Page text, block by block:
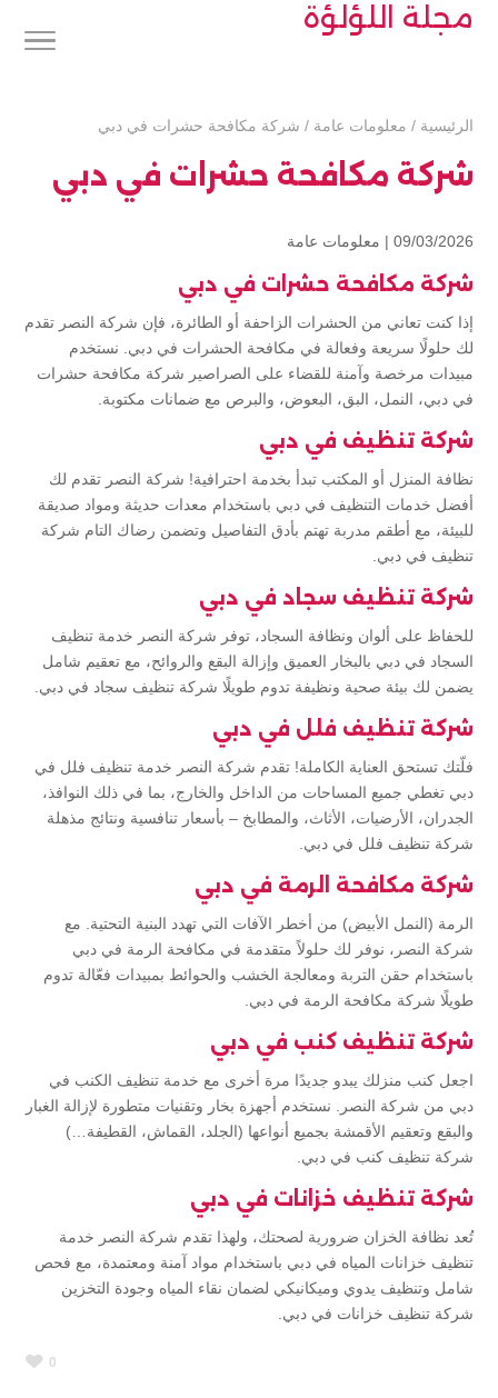
مجلة اللؤلؤة
الرئيسية / معلومات عامة / شركة مكافحة حشرات في دبي
شركة مكافحة حشرات في دبي
09/03/2026 | معلومات عامة
شركة مكافحة حشرات في دبي
إذا كنت تعاني من الحشرات الزاحفة أو الطائرة، فإن شركة النصر تقدم
لك حلولًا سريعة وفعالة في مكافحة الحشرات في دبي. نستخدم
مبيدات مرخصة وآمنة للقضاء على الصراصير شركة مكافحة حشرات
في دبي، النمل، البق، البعوض، والبرص مع ضمانات مكتوبة.
شركة تنظيف في دبي
نظافة المنزل أو المكتب تبدأ بخدمة احترافية! شركة النصر تقدم لك
أفضل خدمات التنظيف في دبي باستخدام معدات حديثة ومواد صديقة
للبيئة، مع أطقم مدربة تهتم بأدق التفاصيل وتضمن رضاك التام شركة
تنظيف في دبي.
شركة تنظيف سجاد في دبي
للحفاظ على ألوان ونظافة السجاد، توفر شركة النصر خدمة تنظيف
السجاد في دبي بالبخار العميق وإزالة البقع والروائح، مع تعقيم شامل
يضمن لك بيئة صحية ونظيفة تدوم طويلًا شركة تنظيف سجاد في دبي.
شركة تنظيف فلل في دبي
فلّتك تستحق العناية الكاملة! تقدم شركة النصر خدمة تنظيف فلل في
دبي تغطي جميع المساحات من الداخل والخارج، بما في ذلك النوافذ،
الجدران، الأرضيات، الأثاث، والمطابخ – بأسعار تنافسية ونتائج مذهلة
شركة تنظيف فلل في دبي.
شركة مكافحة الرمة في دبي
الرمة (النمل الأبيض) من أخطر الآفات التي تهدد البنية التحتية. مع
شركة النصر، نوفر لك حلولاً متقدمة في مكافحة الرمة في دبي
باستخدام حقن التربة ومعالجة الخشب والحوائط بمبيدات فعّالة تدوم
طويلًا شركة مكافحة الرمة في دبي.
شركة تنظيف كنب في دبي
اجعل كنب منزلك يبدو جديدًا مرة أخرى مع خدمة تنظيف الكنب في
دبي من شركة النصر. نستخدم أجهزة بخار وتقنيات متطورة لإزالة الغبار
والبقع وتعقيم الأقمشة بجميع أنواعها (الجلد، القماش، القطيفة…)
شركة تنظيف كنب في دبي.
شركة تنظيف خزانات في دبي
تُعد نظافة الخزان ضرورية لصحتك، ولهذا تقدم شركة النصر خدمة
تنظيف خزانات المياه في دبي باستخدام مواد آمنة ومعتمدة، مع فحص
شامل وتنظيف يدوي وميكانيكي لضمان نقاء المياه وجودة التخزين
شركة تنظيف خزانات في دبي.
0